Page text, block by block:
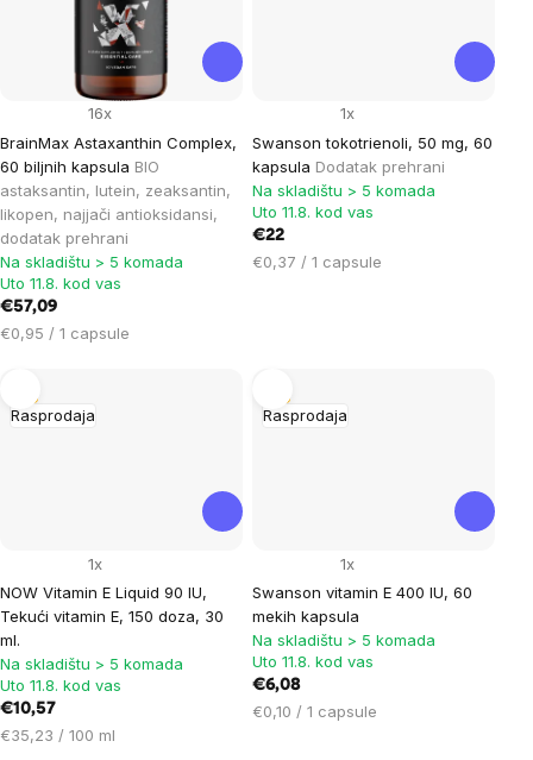
BrainMax Astaxanthin Complex,
60 biljnih kapsula BIO
astaksantin, lutein, zeaksantin,
likopen, najjači antioksidansi,
dodatak prehrani
16x
Na skladištu > 5 komada
Uto 11.8. kod vas
€57,09
Cijena
€0,95 / 1 capsule
Swanson tokotrienoli, 50 mg, 60
kapsula Dodatak prehrani
1x
Na skladištu > 5 komada
Uto 11.8. kod vas
€22
Cijena
€0,37 / 1 capsule
Rasprodaja
NOW Vitamin E Liquid 90 IU,
Tekući vitamin E, 150 doza, 30
ml.
1x
Na skladištu > 5 komada
Uto 11.8. kod vas
€10,57
Cijena
€35,23 / 100 ml
Rasprodaja
Swanson vitamin E 400 IU, 60
mekih kapsula
1x
Na skladištu > 5 komada
Uto 11.8. kod vas
€6,08
Cijena
€0,10 / 1 capsule